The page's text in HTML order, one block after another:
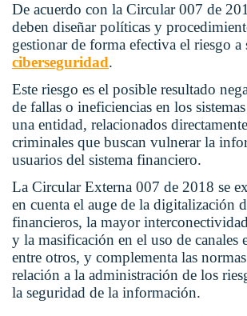
De acuerdo con la Circular 007 de
deben diseñar políticas y
gestionar de forma efectiva el riesgo a
ciberseguridad.
Este riesgo es el posible resultado
de fallas o ineficiencias en los
una entidad, relacionados
criminales que buscan vulnerar la
usuarios del sistema financiero.
La Circular Externa 007 de 2018 se
en cuenta el auge de la digitalización
financieros, la mayor
y la masificación en el uso de canales
entre otros, y complementa las
relación a la administración de los
la seguridad de la información.